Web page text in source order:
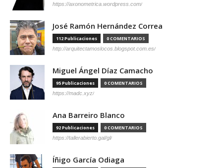
https://axonometrica.wordpress.com/
José Ramón Hernández Correa
112 Publicaciones 0 COMENTARIOS
http://arquitectamoslocos.blogspot.com.es/
Miguel Ángel Díaz Camacho
95 Publicaciones 0 COMENTARIOS
https://madc.xyz/
Ana Barreiro Blanco
92 Publicaciones 0 COMENTARIOS
https://tallerabierto.gal/gl/
Íñigo García Odiaga